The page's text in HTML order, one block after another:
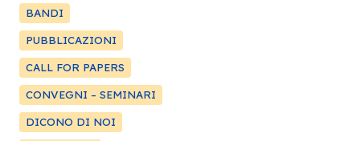
BANDI
PUBBLICAZIONI
CALL FOR PAPERS
CONVEGNI – SEMINARI
DICONO DI NOI